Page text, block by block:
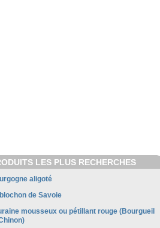
LES PLUS RECHERCHES
aligoté
de Savoie
mousseux ou pétillant rouge (Bourgueil